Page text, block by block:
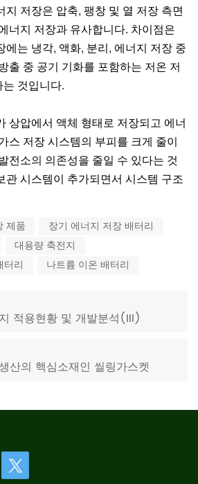
지 저장은 압축, 팽창 및 열 저장 측면
너지 저장과 유사합니다. 차이점은
에는 냉각, 액화, 분리, 에너지 저장 중
출 중 공기 기화를 포함하는 저온 저
것입니다.
상압에서 액체 형태로 저장되고 에너
스 저장 시스템의 부피를 크게 줄이
전소의 의존성을 줄일 수 있다는 것
관 시스템이 추가되면서 시스템 구조
제품
장기 에너지 저장 배터리
대용량 축전지
터리
나트륨 이온 배터리
적용현황 및 개발분석(III)
산의 핵심소재인 씰링가스켓